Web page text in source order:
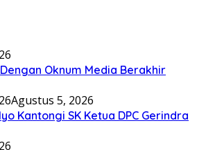
Oknum Media Berakhir
Agustus 5, 2026
Kantongi SK Ketua DPC Gerindra